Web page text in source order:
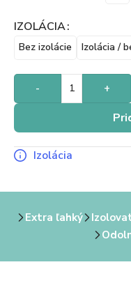
IZOLÁCIA
Bez izolácie Izolácia /
- +
Izolácia
Extra ľahký